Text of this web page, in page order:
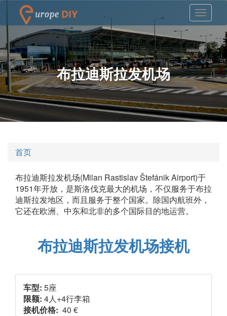
布拉迪斯拉发机场
首页
布拉迪斯拉发机场(Milan Rastislav Štefánik Airport)于
1951年开放，是斯洛伐克最大的机场，不仅服务于布拉
迪斯拉发地区，而且服务于整个国家。除国内航班外，
它还在欧洲、中东和北非的多个国际目的地运营。
布拉迪斯拉发机场接机
车型: 5座
限额: 4人+4行李箱
接机价格: 40 €